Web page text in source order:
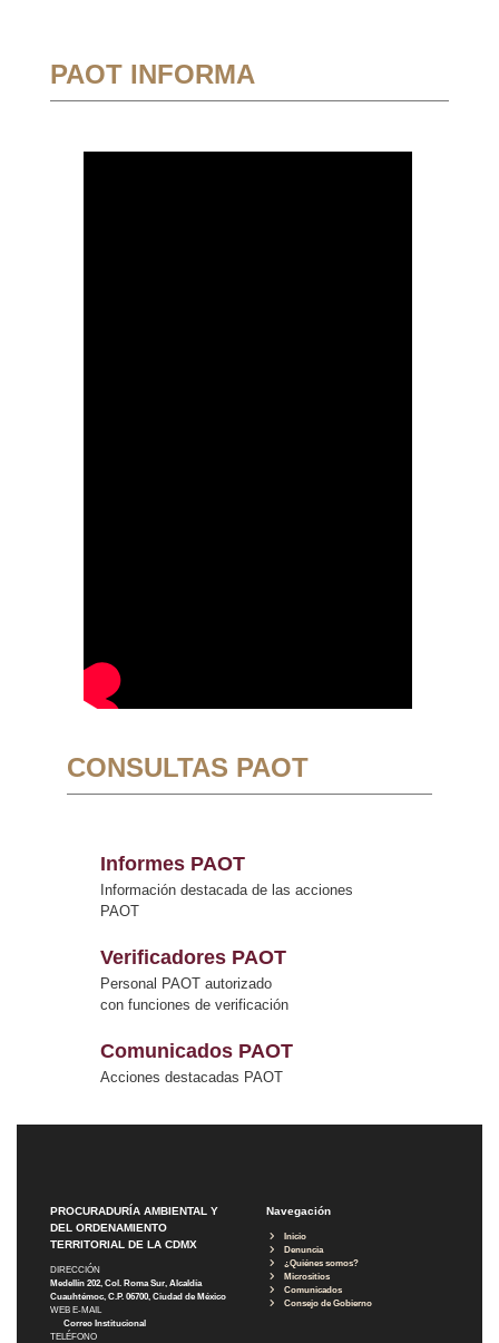
PAOT INFORMA
CONSULTAS PAOT
Informes PAOT
Información destacada de las acciones
PAOT
Verificadores PAOT
Personal PAOT autorizado
con funciones de verificación
Comunicados PAOT
Acciones destacadas PAOT
PROCURADURÍA AMBIENTAL Y
DEL ORDENAMIENTO
TERRITORIAL DE LA CDMX
DIRECCIÓN
Medellín 202, Col. Roma Sur, Alcaldía
Cuauhtémoc, C.P. 06700, Ciudad de México
WEB E-MAIL
Correo Institucional
TELÉFONO
Navegación
Inicio
Denuncia
¿Quiénes somos?
Micrositios
Comunicados
Consejo de Gobierno